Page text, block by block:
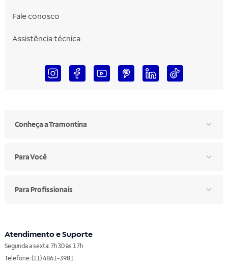
Fale conosco
Assistência técnica
Conheça a Tramontina
Para Você
Para Profissionais
Atendimento e Suporte
Segunda a sexta: 7h30 às 17h
Telefone: (11) 4861-3981